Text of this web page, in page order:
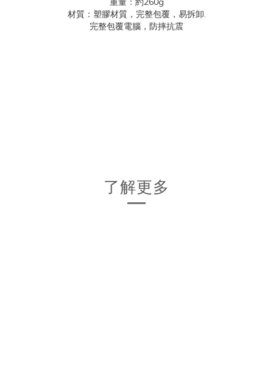
材質：塑膠材質，完整包覆， 易拆卸.
完整包覆電腦，防摔抗震
了解更多